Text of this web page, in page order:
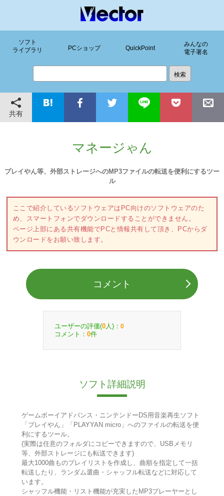
ソフト
ライブラリ
PCショップ QuickPoint
みんなの
電子署名
共有
マネージゃん
プレイやん等、外部ストレージへのMP3ファイルの転送を便利にするツー
ル
ここで紹介しているソフトウェアはPC向けのソフトウェアのた
め、スマートフォンでダウンロードすることができません。
ページ上部にある共有機能でPCと情報共有して頂き、PCからダ
ウンロードをお願い致します。
コメント
ユーザーの評価(0 人)： 0
コメント： 0件
ソフト詳細説明
ゲームボーイアドバンス・ニンテンドーDS用音楽再生ソフト
「プレイやん」「PLAYYAN micro」へのファイルの転送を便
利にするツール。
(実際は任意のフォルダにコピーできますので、USBメモリ
等、外部ストレージにも転送できます)
最大1000曲ものプレイリストを作成し、曲順を指定して一括
転送したり、ランダム選曲・シャッフル転送などに対応して
います。
シャッフル機能・リスト機能が充実したMP3プレーヤーとし